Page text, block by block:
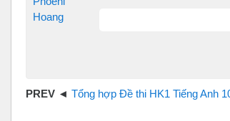
Tổng hợp Đề thi HK1 Tiếng Anh